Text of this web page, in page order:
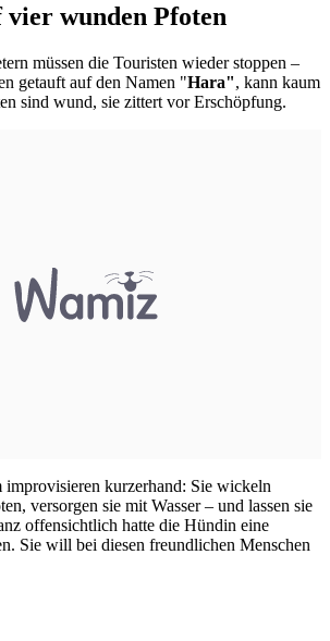
wunden Pfoten
müssen die Touristen wieder stoppen –
getauft auf den Namen "Hara", kann kaum
sind wund, sie zittert vor Erschöpfung.
kurzerhand: Sie wickeln
versorgen sie mit Wasser – und lassen sie
offensichtlich hatte die Hündin eine
Sie will bei diesen freundlichen Menschen